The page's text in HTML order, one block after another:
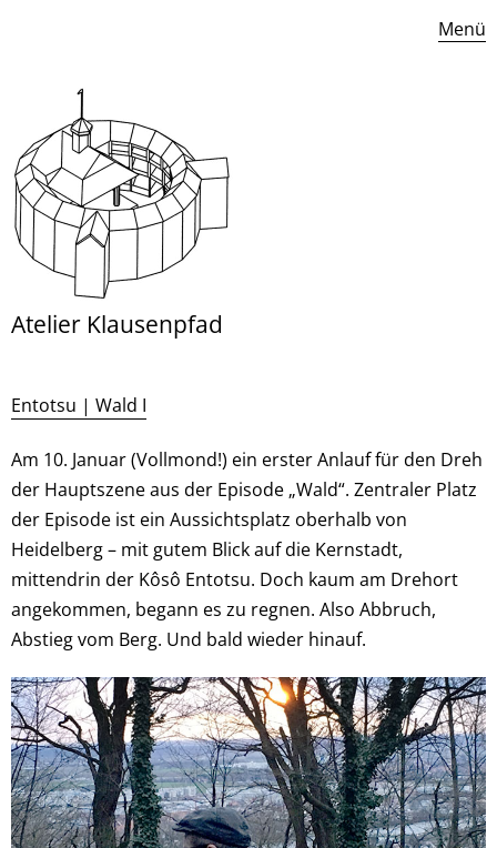
Menü
Atelier Klausenpfad
Entotsu | Wald I
Am 10. Januar (Vollmond!) ein erster Anlauf für den Dreh
der Hauptszene aus der Episode „Wald“. Zentraler Platz
der Episode ist ein Aussichtsplatz oberhalb von
Heidelberg – mit gutem Blick auf die Kernstadt,
mittendrin der Kôsô Entotsu. Doch kaum am Drehort
angekommen, begann es zu regnen. Also Abbruch,
Abstieg vom Berg. Und bald wieder hinauf.